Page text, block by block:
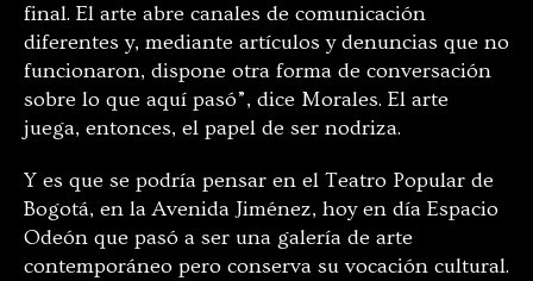
final. El arte abre canales de comunicación
diferentes y, mediante artículos y denuncias que no
funcionaron, dispone otra forma de conversación
sobre lo que aquí pasó”, dice Morales. El arte
juega, entonces, el papel de ser nodriza.
Y es que se podría pensar en el Teatro Popular de
Bogotá, en la Avenida Jiménez, hoy en día Espacio
Odeón que pasó a ser una galería de arte
contemporáneo pero conserva su vocación cultural.